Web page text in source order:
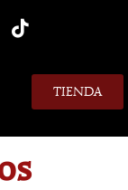
TIENDA